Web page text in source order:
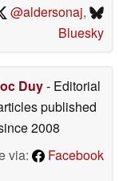
@aldersonaj,
Bluesky
Duy- Editorial
published
2008
via:
Facebook